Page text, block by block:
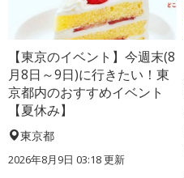
【東京のイベント】今週末(8
月8日～9日)に行きたい！東
京都内のおすすめイベント
【夏休み】
東京都
2026年8月9日 03:18更新